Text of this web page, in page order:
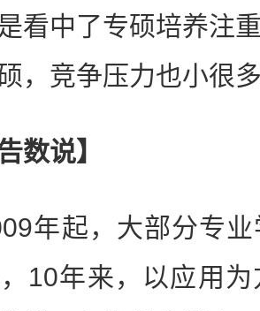
看中了专硕培养注
，竞争压力也小很
数说】
起，大部分专业
10年来，以应用